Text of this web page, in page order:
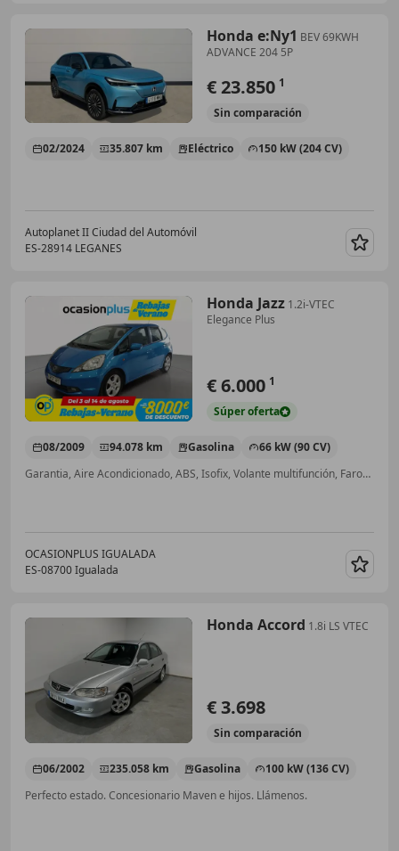
Honda e:Ny1 BEV 69KWH
ADVANCE 204 5P
€ 23.850 1
Sin comparación
02/2024 35.807 km Eléctrico 150 kW (204 CV)
Autoplanet II Ciudad del Automóvil
ES-28914 LEGANES
Honda Jazz 1.2i-VTEC
Elegance Plus
€ 6.000 1
Súperoferta
08/2009 94.078 km Gasolina
66 kW (90 CV)
Garantia, Aire Acondicionado, ABS, Isofix, Volante multifunción, Faros antiniebla, CD, Airbags laterales
OCASIONPLUS IGUALADA
ES-08700 Igualada
Honda Accord 1.8i LS VTEC
€ 3.698
Sin comparación
06/2002 235.058 km Gasolina
100 kW (136 CV)
Perfecto estado. Concesionario Maven e hijos. Llámenos.